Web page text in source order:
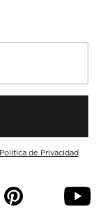
Política de Privacidad
p y